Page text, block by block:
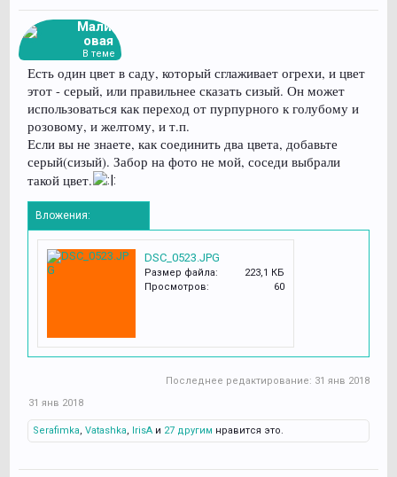
Малин
овая
В теме
Есть один цвет в саду, который сглаживает огрехи, и цвет
этот - серый, или правильнее сказать сизый. Он может
использоваться как переход от пурпурного к голубому и
розовому, и желтому, и т.п.
Если вы не знаете, как соединить два цвета, добавьте
серый(сизый). Забор на фото не мой, соседи выбрали
такой цвет.
Вложения:
DSC_0523.JPG
Размер файла:
223,1 КБ
Просмотров:
60
Последнее редактирование: 31 янв 2018
31 янв 2018
Serafimka, Vatashka, IrisA и 27 другим нравится это.